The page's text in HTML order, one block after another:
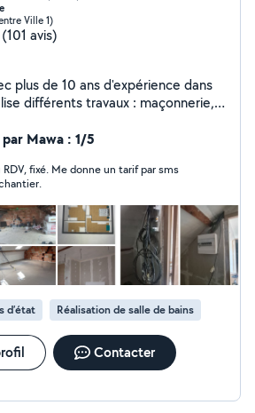
Ville 1)
(101 avis)
plus de 10 ans d'expérience dans
différents travaux : maçonnerie,
réparation. Travail sérieux et
professionnel.
Mawa : 1/5
fixé. Me donne un tarif par sms
d’état Réalisation de salle de bains
Contacter